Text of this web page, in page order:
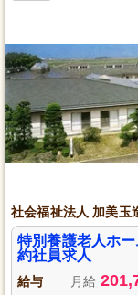
社会福祉法人 加美玉
特別養護老人ホ
約社員求人
給与 月給